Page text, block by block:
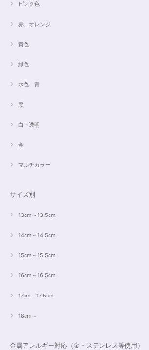
ピンク色
赤、オレンジ
黄色
緑色
水色、青
黒
白・透明
金
マルチカラー
サイズ別
13cm～13.5cm
14cm～14.5cm
15cm～15.5cm
16cm～16.5cm
17cm～17.5cm
18cm～
金属アレルギー対応（金・ステンレス等使用）